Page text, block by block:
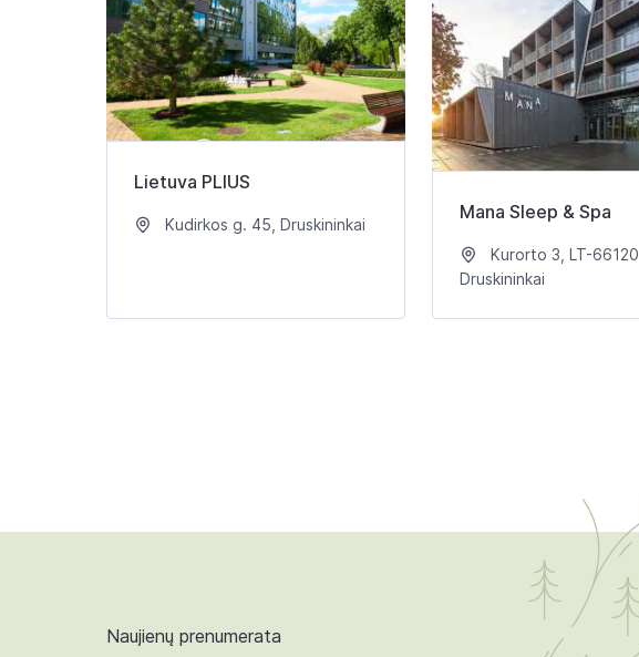
Lietuva PLIUS
Kudirkos g. 45, Druskininkai
Mana Sleep & Spa
Kurorto 3, LT-66120
Druskininkai
Naujienų prenumerata